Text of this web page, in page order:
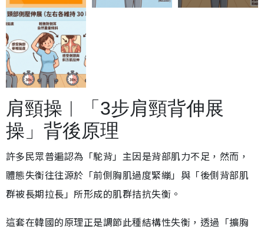
肩頸操︱「3步肩頸背伸展
操」背後原理
許多民眾普遍認為「駝背」主因是背部肌力不足，然而，
體態失衡往往源於「前側胸肌過度緊繃」與「後側背部肌
群被長期拉長」所形成的肌群拮抗失衡。
這套在韓國的原理正是調節此種結構性失衡，透過「擴胸